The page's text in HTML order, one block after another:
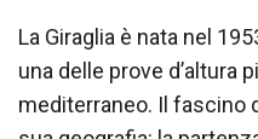
La Giraglia è nata nel
una delle prove d’altura
mediterraneo. Il fascino